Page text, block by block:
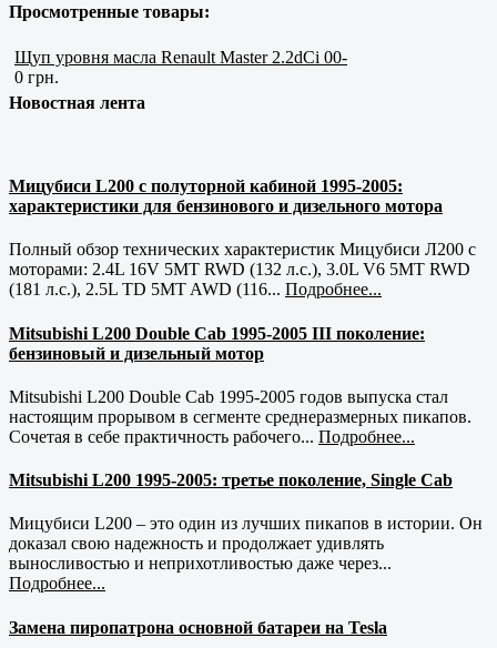
Просмотренные товары:
Щуп уровня масла Renault Master 2.2dCi 00-
0 грн.
Новостная лента
Мицубиси L200 с полуторной кабиной 1995-2005:
характеристики для бензинового и дизельного мотора
Полный обзор технических характеристик Мицубиси Л200 с
моторами: 2.4L 16V 5MT RWD (132 л.с.), 3.0L V6 5MT RWD
(181 л.с.), 2.5L TD 5MT AWD (116... Подробнее...
Mitsubishi L200 Double Cab 1995-2005 III поколение:
бензиновый и дизельный мотор
Mitsubishi L200 Double Cab 1995-2005 годов выпуска стал
настоящим прорывом в сегменте среднеразмерных пикапов.
Сочетая в себе практичность рабочего... Подробнее...
Mitsubishi L200 1995-2005: третье поколение, Single Cab
Мицубиси L200 – это один из лучших пикапов в истории. Он
доказал свою надежность и продолжает удивлять
выносливостью и неприхотливостью даже через...
Подробнее...
Замена пиропатрона основной батареи на Tesla